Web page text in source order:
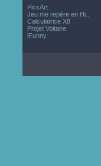
PicsArt
Jeu me repère en Hi..
Calculatrice X8
Projet Voltaire
iFunny